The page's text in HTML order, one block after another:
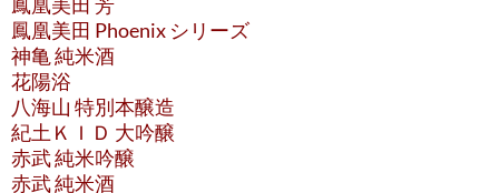
鳳凰美田 Phoenix シリーズ
神亀 純米酒
花陽浴
八海山 特別本醸造
紀土ＫＩＤ 大吟醸
赤武 純米吟醸
赤武 純米酒